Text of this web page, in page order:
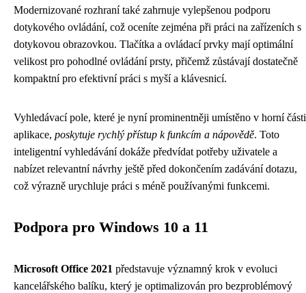
Modernizované rozhraní také zahrnuje vylepšenou podporu
dotykového ovládání, což oceníte zejména při práci na zařízeních s
dotykovou obrazovkou. Tlačítka a ovládací prvky mají optimální
velikost pro pohodlné ovládání prsty, přičemž zůstávají dostatečně
kompaktní pro efektivní práci s myší a klávesnicí.
Vyhledávací pole, které je nyní prominentněji umístěno v horní části
aplikace, poskytuje rychlý přístup k funkcím a nápovědě. Toto
inteligentní vyhledávání dokáže předvídat potřeby uživatele a
nabízet relevantní návrhy ještě před dokončením zadávání dotazu,
což výrazně urychluje práci s méně používanými funkcemi.
Podpora pro Windows 10 a 11
Microsoft Office 2021 představuje významný krok v evoluci
kancelářského balíku, který je optimalizován pro bezproblémový